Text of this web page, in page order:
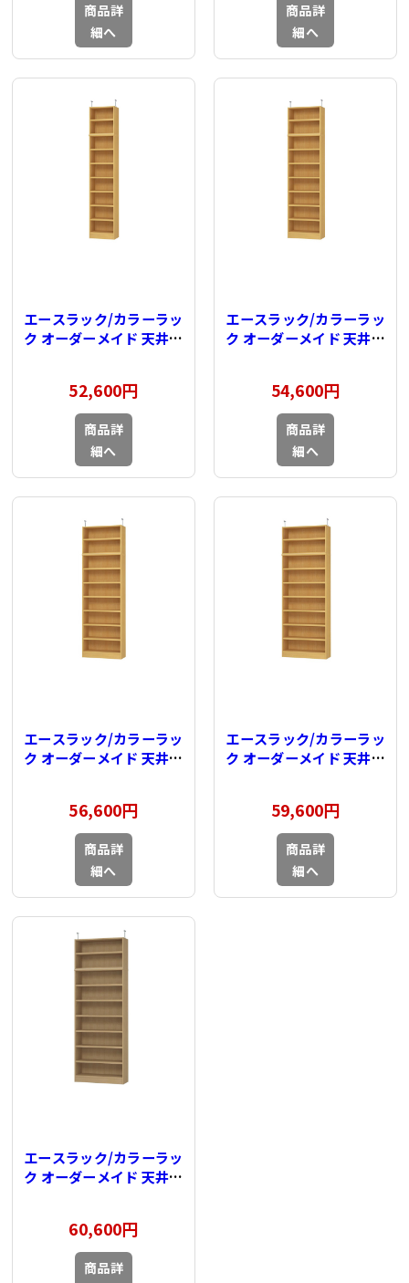
商品詳
細へ
商品詳
細へ
エースラック/カラーラッ
ク オーダーメイド 天井突
44cm（タフタイプ）
52,600円
商品詳
細へ
エースラック/カラーラッ
ク オーダーメイド 天井突
59cm（タフタイプ）
54,600円
商品詳
細へ
エースラック/カラーラッ
ク オーダーメイド 天井突
70cm（タフタイプ）
56,600円
商品詳
細へ
エースラック/カラーラッ
ク オーダーメイド 天井突
80cm（タフタイプ）
59,600円
商品詳
細へ
エースラック/カラーラッ
ク オーダーメイド 天井突
90cm（タフタイプ）
60,600円
商品詳